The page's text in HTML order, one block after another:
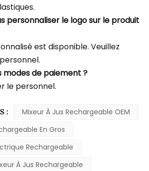
personnaliser le logo sur le produit
est disponible. Veuillez
modes de paiement ?
le personnel.
:
Mixeur À Jus Rechargeable OEM
En Gros
Rechargeable
À Jus Rechargeable